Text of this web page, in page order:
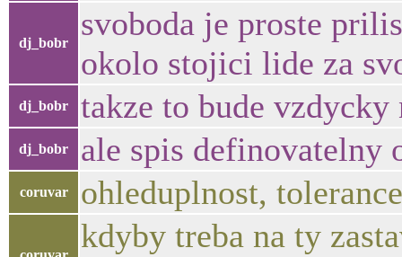
dj_bobr
svoboda je proste
okolo stojici lide za
dj_bobr takze to bude
dj_bobr ale spis definovatelny
coruvar ohleduplnost,
kdyby treba na ty